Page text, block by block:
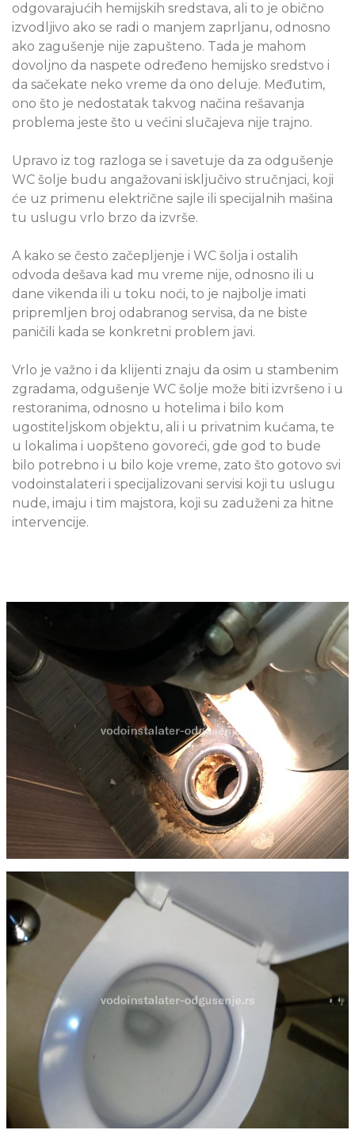
odgovarajućih hemijskih sredstava, ali to je obično
izvodljivo ako se radi o manjem zaprljanu, odnosno
ako zagušenje nije zapušteno. Tada je mahom
dovoljno da naspete određeno hemijsko sredstvo i
da sačekate neko vreme da ono deluje. Međutim,
ono što je nedostatak takvog načina rešavanja
problema jeste što u većini slučajeva nije trajno.
Upravo iz tog razloga se i savetuje da za odgušenje
WC šolje budu angažovani isključivo stručnjaci, koji
će uz primenu električne sajle ili specijalnih mašina
tu uslugu vrlo brzo da izvrše.
A kako se često začepljenje i WC šolja i ostalih
odvoda dešava kad mu vreme nije, odnosno ili u
dane vikenda ili u toku noći, to je najbolje imati
pripremljen broj odabranog servisa, da ne biste
paničili kada se konkretni problem javi.
Vrlo je važno i da klijenti znaju da osim u stambenim
zgradama, odgušenje WC šolje može biti izvršeno i u
restoranima, odnosno u hotelima i bilo kom
ugostiteljskom objektu, ali i u privatnim kućama, te
u lokalima i uopšteno govoreći, gde god to bude
bilo potrebno i u bilo koje vreme, zato što gotovo svi
vodoinstalateri i specijalizovani servisi koji tu uslugu
nude, imaju i tim majstora, koji su zaduženi za hitne
intervencije.